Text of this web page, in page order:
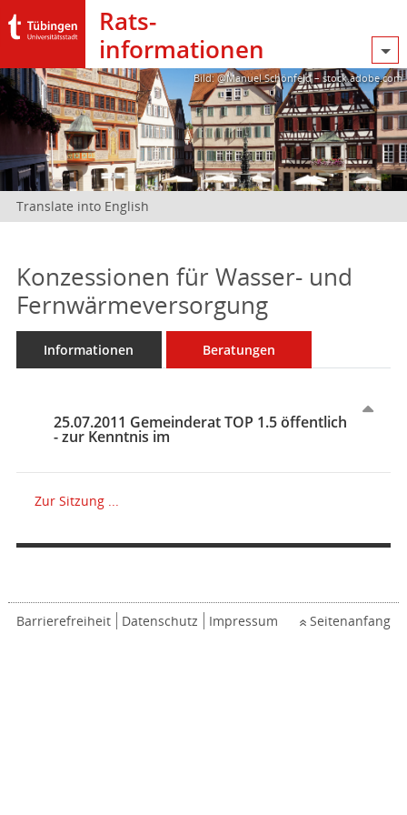
Rats­
informationen
Bild: @Manuel Schönfeld – stock.adobe.com
Translate into English
Konzessionen für Wasser- und
Fernwärmeversorgung
Informationen Beratungen
25.07.2011 Gemeinderat TOP 1.5 öffentlich
- zur Kenntnis im
Zur Sitzung ...
Barrierefreiheit Datenschutz Impressum Seitenanfang